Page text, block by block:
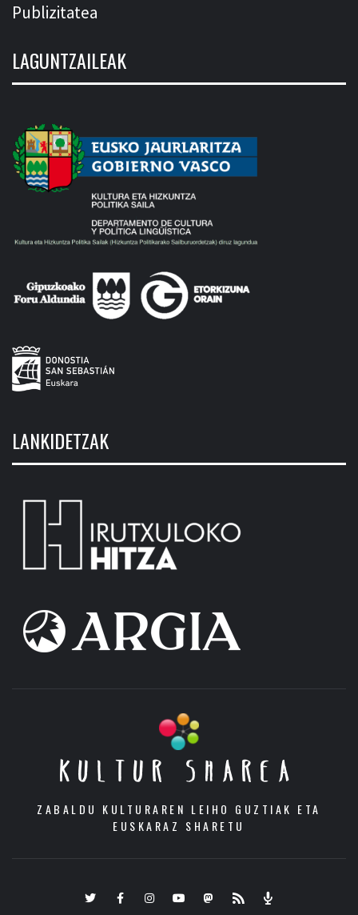
Publizitatea
LAGUNTZAILEAK
LANKIDETZAK
KULTUR SHAREA
ZABALDU KULTURAREN LEIHO GUZTIAK ETA
EUSKARAZ SHARETU
TwitterFacebookInstagramYoutubeMastodon.eus
RSS Podcast